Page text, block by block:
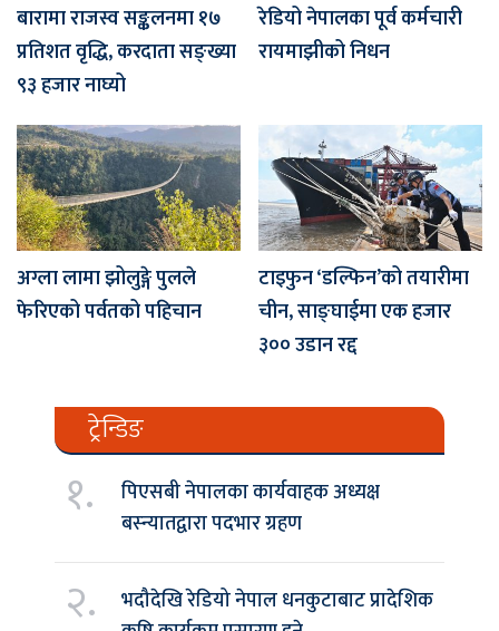
बारामा राजस्व सङ्कलनमा १७
प्रतिशत वृद्धि, करदाता सङ्ख्या
९३ हजार नाघ्यो
रेडियो नेपालका पूर्व कर्मचारी
रायमाझीको निधन
अग्ला लामा झोलुङ्गे पुलले
फेरिएको पर्वतको पहिचान
टाइफुन ‘डल्फिन’को तयारीमा
चीन, साङ्घाईमा एक हजार
३०० उडान रद्द
ट्रेन्डिङ
१.
पिएसबी नेपालका कार्यवाहक अध्यक्ष
बस्न्यातद्वारा पदभार ग्रहण
२.
भदौदेखि रेडियो नेपाल धनकुटाबाट प्रादेशिक